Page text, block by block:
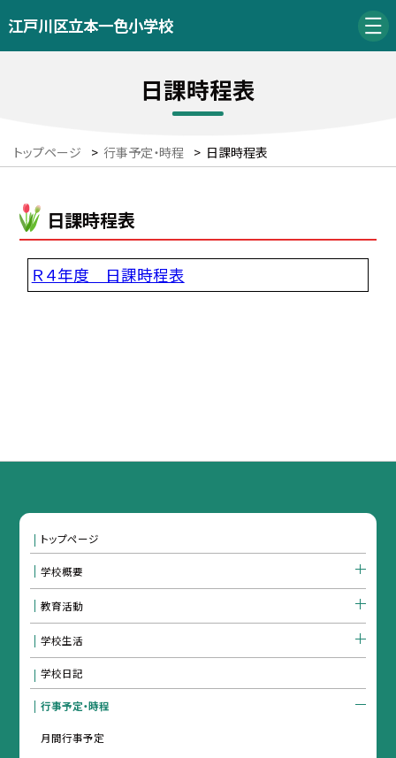
江戸川区立本一色小学校
日課時程表
トップページ > 行事予定・時程 > 日課時程表
日課時程表
Ｒ４年度 日課時程表
トップページ
学校概要
教育活動
学校生活
学校日記
行事予定・時程
月間行事予定